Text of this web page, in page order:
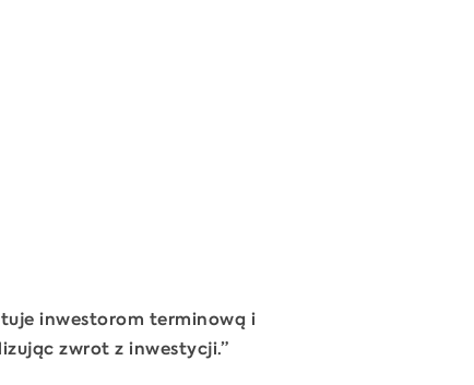
inwestorom terminową i
zwrot z inwestycji.”